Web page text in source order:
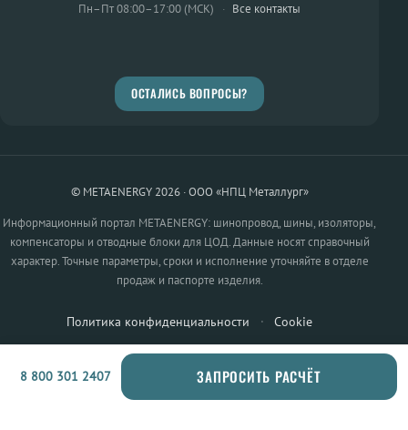
Пн–Пт 08:00–17:00 (МСК) · Все контакты
ОСТАЛИСЬ ВОПРОСЫ?
© METAENERGY 2026 · ООО «НПЦ Металлург»
Информационный портал METAENERGY: шинопровод, шины, изоляторы,
компенсаторы и отводные блоки для ЦОД. Данные носят справочный
характер. Точные параметры, сроки и исполнение уточняйте в отделе
продаж и паспорте изделия.
Политика конфиденциальности · Cookie
8 800 301 2407 ЗАПРОСИТЬ РАСЧЁТ